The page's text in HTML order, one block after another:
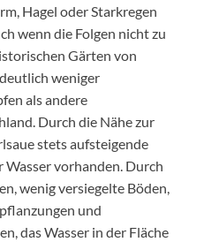
Hagel oder Starkregen
wenn die Folgen nicht zu
Gärten von
weniger
als andere
Durch die Nähe zur
stets aufsteigende
vorhanden. Durch
wenig versiegelte Böden,
und
das Wasser in der Fläche